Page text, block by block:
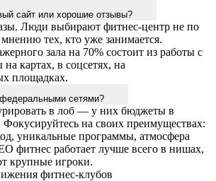
сайт или хорошие отзывы?
Люди выбирают фитнес-центр не по
тех, кто уже занимается.
зала на 70% состоит из работы с
картах, в соцсетях, на
площадках.
федеральными сетями?
в лоб — у них бюджеты в
Фокусируйтесь на своих преимуществах:
уникальные программы, атмосфера
фитнес работает лучше всего в нишах,
крупные игроки.
фитнес-клубов